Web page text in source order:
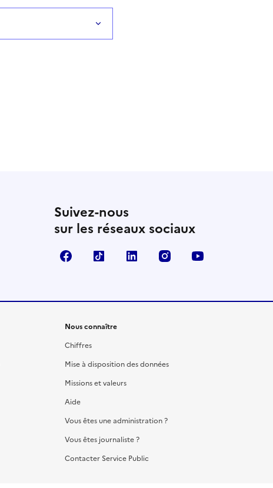
Suivez-nous
sur les réseaux sociaux
FacebookTikTok LinkedIn Instagram
Nous connaître
Chiffres
Mise à disposition des données
Missions et valeurs
Aide
Vous êtes une administration ?
Vous êtes journaliste ?
Contacter Service Public